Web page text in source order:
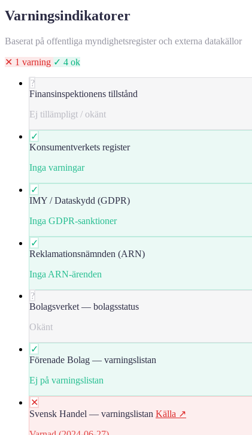
Varningsindikatorer
Baserat på offentliga myndighetsregister och externa datakällor
✕ 1 varning ✓ 4 ok
?
Finansinspektionens tillstånd
Ej tillämpligt / okänt
✓
Konsumentverkets register
Inga varningar
✓
IMY / Dataskydd (GDPR)
Inga GDPR-sanktioner
✓
Reklamationsnämnden (ARN)
Inga ARN-ärenden
?
Bolagsverket — bolagsstatus
Okänt
✓
Förenade Bolag — varningslistan
Ej på varningslistan
✕
Svensk Handel — varningslistan Källa ↗